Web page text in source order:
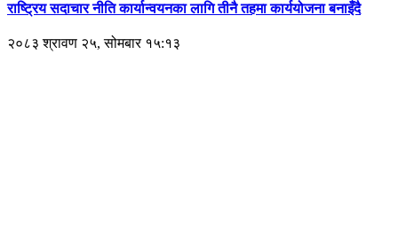
राष्ट्रिय सदाचार नीति कार्यान्वयनका लागि तीनै तहमा कार्ययोजना बनाइँदै
२०८३ श्रावण २५, सोमबार १५:१३